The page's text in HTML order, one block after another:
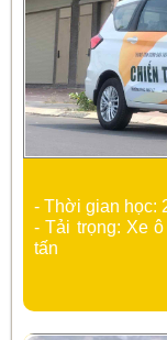
- Thời gian học:
- Tải trọng: Xe
tấn